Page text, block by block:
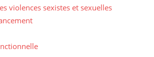
violences sexistes et sexuelles